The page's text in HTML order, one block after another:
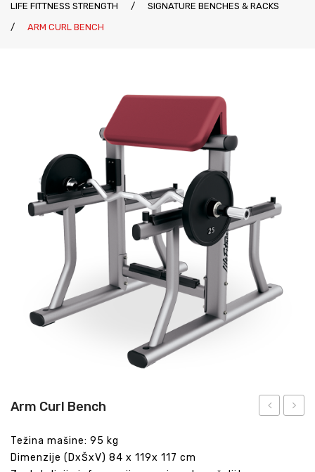
LIFE FITTNESS STRENGTH
/
SIGNATURE BENCHES & RACKS
/
ARM CURL BENCH
Arm Curl Bench
Težina mašine: 95 kg
Dimenzije (DxŠxV) 84 x 119x 117 cm